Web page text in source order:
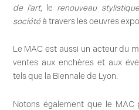
de l’art, le renouveau stylistique
sociétéà travers les oeuvres
Le MAC est aussi un acteur du
ventes aux enchères et aux
tels que la Biennale de Lyon.
Notons également que le MAC